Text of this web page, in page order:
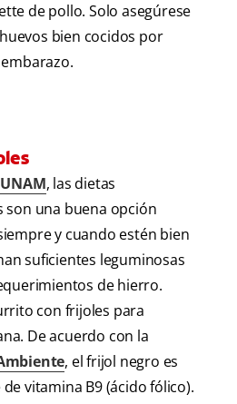
de pollo. Solo asegúrese
bien cocidos por
, las dietas
son una buena opción
y cuando estén bien
suficientes leguminosas
de hierro.
con frijoles para
De acuerdo con la
, el frijol negro es
vitamina B9 (ácido fólico).